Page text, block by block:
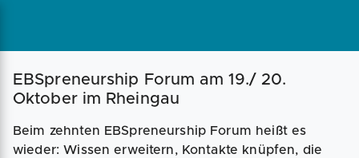
Magazin Businessplan Fördermittel
EBSpreneurship Forum am 19./ 20.
Oktober im Rheingau
Beim zehnten EBSpreneurship Forum heißt es
wieder: Wissen erweitern, Kontakte knüpfen, die